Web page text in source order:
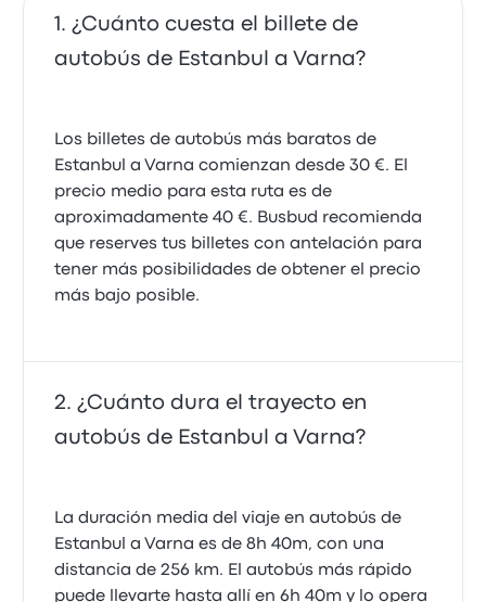
¿Cuánto cuesta el billete de
autobús de Estanbul a Varna?
Los billetes de autobús más baratos de
Estanbul a Varna comienzan desde 30 €. El
precio medio para esta ruta es de
aproximadamente 40 €. Busbud recomienda
que reserves tus billetes con antelación para
tener más posibilidades de obtener el precio
más bajo posible.
¿Cuánto dura el trayecto en
autobús de Estanbul a Varna?
La duración media del viaje en autobús de
Estanbul a Varna es de 8h 40m, con una
distancia de 256 km. El autobús más rápido
puede llevarte hasta allí en 6h 40m y lo opera